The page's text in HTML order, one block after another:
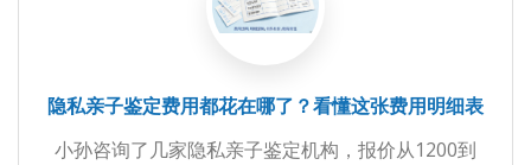
隐私亲子鉴定费用都花在哪了？看懂这张费用明细表
小孙咨询了几家隐私亲子鉴定机构，报价从1200到